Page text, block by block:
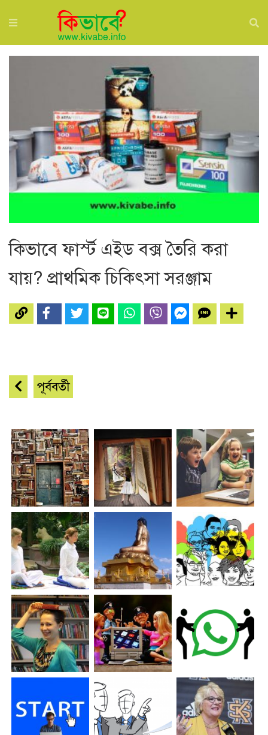
কিভাবে ফার্স্ট এইড বক্স তৈরি করা
যায়? প্রাথমিক চিকিৎসা সরঞ্জাম
পূর্ববর্তী